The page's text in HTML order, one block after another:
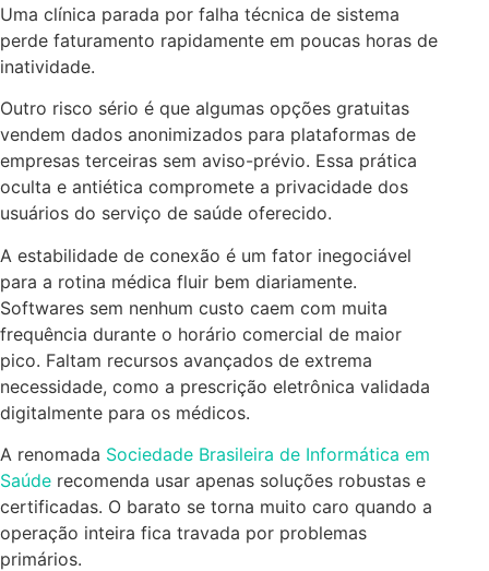
Uma clínica parada por falha técnica de sistema
perde faturamento rapidamente em poucas horas de
inatividade.
Outro risco sério é que algumas opções gratuitas
vendem dados anonimizados para plataformas de
empresas terceiras sem aviso-prévio. Essa prática
oculta e antiética compromete a privacidade dos
usuários do serviço de saúde oferecido.
A estabilidade de conexão é um fator inegociável
para a rotina médica fluir bem diariamente.
Softwares sem nenhum custo caem com muita
frequência durante o horário comercial de maior
pico. Faltam recursos avançados de extrema
necessidade, como a prescrição eletrônica validada
digitalmente para os médicos.
A renomada Sociedade Brasileira de Informática em
Saúde recomenda usar apenas soluções robustas e
certificadas. O barato se torna muito caro quando a
operação inteira fica travada por problemas
primários.